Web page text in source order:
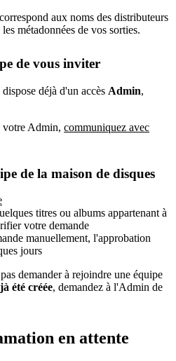
aux noms des distributeurs
métadonnées de vos sorties.
de vous inviter
déjà d'un accès Admin,
votre Admin, communiquez avec
de la maison de disques
titres ou albums appartenant à
votre demande
manuellement, l'approbation
jours
demander à rejoindre une équipe
été créée, demandez à l'Admin de
en attente